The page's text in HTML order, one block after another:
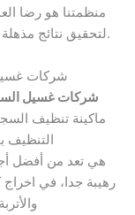
منظمتنا هو رضا
لتحقيق نتائج مذهلة في تنظيف السجاد والموكيت.
شركات
شركات غسيل
ماكينة تنظيف
التنظيف
هي تعد من أفضل
رهيبة جدا، في اخراج